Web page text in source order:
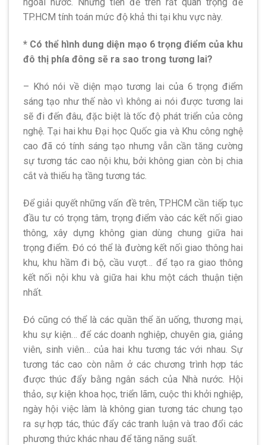
ngoài nước. Những tiền đề trên rất quan trọng để
TP.HCM tính toán mức độ khả thi tại khu vực này.
* Có thể hình dung diện mạo 6 trọng điểm của khu
đô thị phía đông sẽ ra sao trong tương lai?
– Khó nói về diện mạo tương lai của 6 trọng điểm
sáng tạo như thế nào vì không ai nói được tương lai
sẽ đi đến đâu, đặc biệt là tốc độ phát triển của công
nghệ. Tại hai khu Đại học Quốc gia và Khu công nghệ
cao đã có tính sáng tạo nhưng vẫn cần tăng cường
sự tương tác cao nội khu, bởi không gian còn bị chia
cắt và thiếu hạ tầng tương tác.
Để giải quyết những vấn đề trên, TP.HCM cần tiếp tục
đầu tư có trọng tâm, trọng điểm vào các kết nối giao
thông, xây dựng không gian dùng chung giữa hai
trọng điểm. Đó có thể là đường kết nối giao thông hai
khu, khu hầm đi bộ, cầu vượt… để tạo ra giao thông
kết nối nội khu và giữa hai khu một cách thuận tiện
nhất.
Đó cũng có thể là các quần thể ăn uống, thương mại,
khu sự kiện… để các doanh nghiệp, chuyên gia, giảng
viên, sinh viên… của hai khu tương tác với nhau. Sự
tương tác cao còn nằm ở các chương trình hợp tác
được thúc đẩy bằng ngân sách của Nhà nước. Hội
thảo, sự kiện khoa học, triển lãm, cuộc thi khởi nghiệp,
ngày hội việc làm là không gian tương tác chung tạo
ra sự hợp tác, thúc đẩy các tranh luận và trao đổi các
phương thức khác nhau để tăng năng suất.